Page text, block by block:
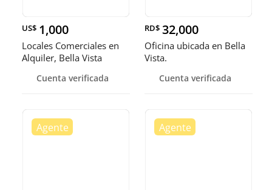
US$ 1,000
Locales Comerciales en
Alquiler, Bella Vista
Cuenta verificada
RD$ 32,000
Oficina ubicada en Bella
Vista.
Cuenta verificada